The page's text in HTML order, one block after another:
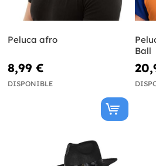
Peluca afro
8,99 €
DISPONIBLE
Ball